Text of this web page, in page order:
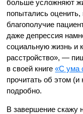
больше усложняют
попытались
благополучие
даже депрессия
социальную жизнь и
расстройство», —
в своей книге«С ума
прочитать об этом (и
подробно.
В завершение скажу